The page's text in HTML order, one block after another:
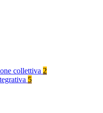
collettiva 2
5